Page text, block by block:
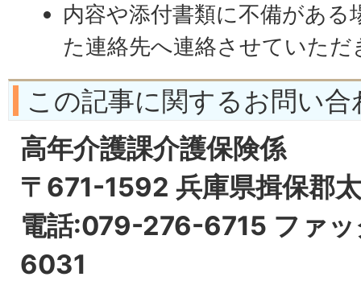
内容や添付書類に不備があ
た連絡先へ連絡させていただ
この記事に関するお問い合
高年介護課介護保険係
〒671-1592 兵庫県揖保郡
電話:079-276-6715 ファ
6031